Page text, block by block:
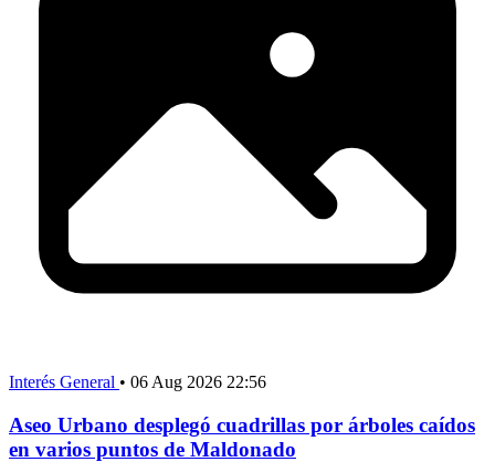
Interés General • 06 Aug 2026 22:56
Aseo Urbano desplegó cuadrillas por árboles caídos
en varios puntos de Maldonado